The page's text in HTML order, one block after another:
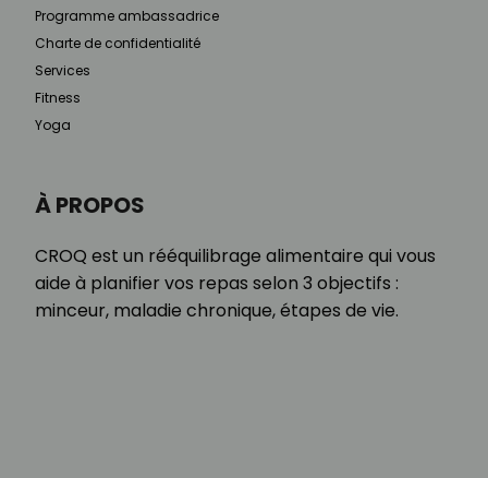
À PROPOS
CROQ est un rééquilibrage alimentaire qui vous
aide à planifier vos repas selon 3 objectifs :
minceur, maladie chronique, étapes de vie.
Programme ambassadrice
Charte de confidentialité
Services
Fitness
Yoga